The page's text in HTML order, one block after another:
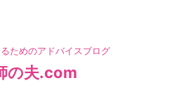
ためのアドバイスブログ
の夫.com